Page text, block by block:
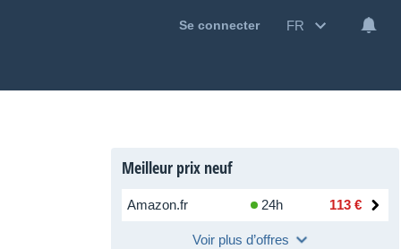
Se connecter FR
Meilleur prix neuf
Amazon.fr 24h 113 €
Voir plus d’offres